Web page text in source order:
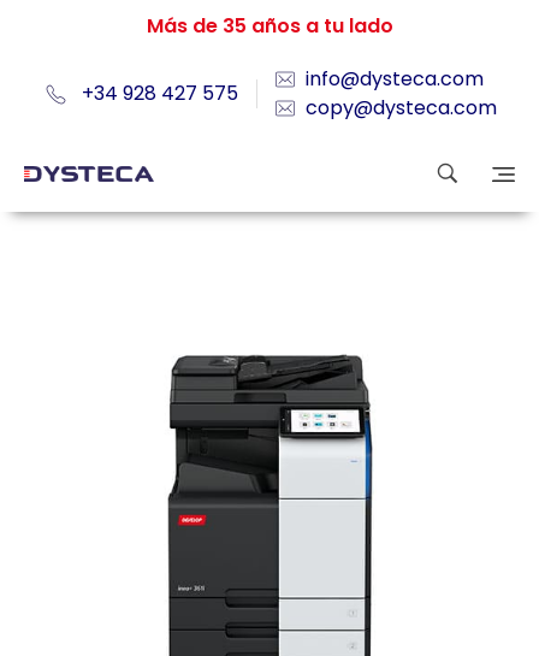
Más de 35 años a tu lado
+34 928 427 575
info@dysteca.com
copy@dysteca.com